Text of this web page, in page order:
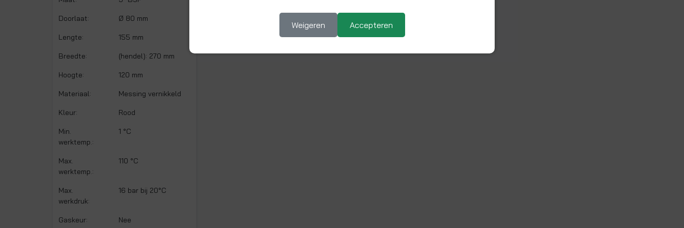
Doorlaat: Ø 80 mm
Lengte: 155 mm
Breedte: (hendel): 270 mm
Hoogte: 120 mm
Materiaal: Messing vernikkeld
Kleur: Rood
Min.
werktemp.:
1 °C
Max.
werktemp.:
110 °C
Max.
werkdruk:
16 bar bij 20°C
Gaskeur: Nee
Weigeren Accepteren